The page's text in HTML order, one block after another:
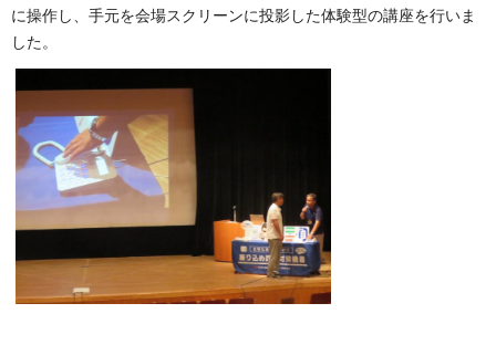
に操作し、手元を会場スクリーンに投影した体験型の講座を行いま
した。